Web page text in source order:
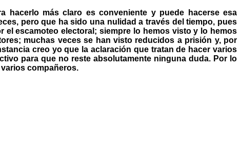
más claro es conveniente y puede hacerse esa
pero que ha sido una nulidad a través del tiempo, pues
escamoteo electoral; siempre lo hemos visto y lo hemos
muchas veces se han visto reducidos a prisión y, por
creo yo que la aclaración que tratan de hacer varios
para que no reste absolutamente ninguna duda. Por lo
compañeros.